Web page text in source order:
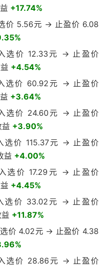
+17.74%
价 5.56元 → 止盈价 6.08
选价 12.33元 → 止盈价
+4.54%
选价 60.92元 → 止盈价
+3.64%
选价 24.60元 → 止盈价
+3.90%
价 115.37元 → 止盈价
益 +4.00%
选价 17.29元 → 止盈价
+4.45%
选价 33.02元 → 止盈价
+11.87%
价 4.02元 → 止盈价 4.38
选价 28.86元 → 止盈价